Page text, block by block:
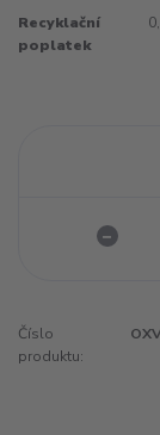
Recyklační
poplatek
Číslo
produktu: